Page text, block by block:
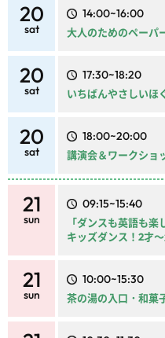
20
sat
14:00~16:00
大人のためのペーパ
20
sat
17:30~18:20
いちばんやさしいほ
20
sat
18:00~20:00
講演会＆ワークショ
21
sun
09:15~15:40
「ダンスも英語も
キッズダンス！2才
21
sun
10:00~15:30
茶の湯の入口・和菓